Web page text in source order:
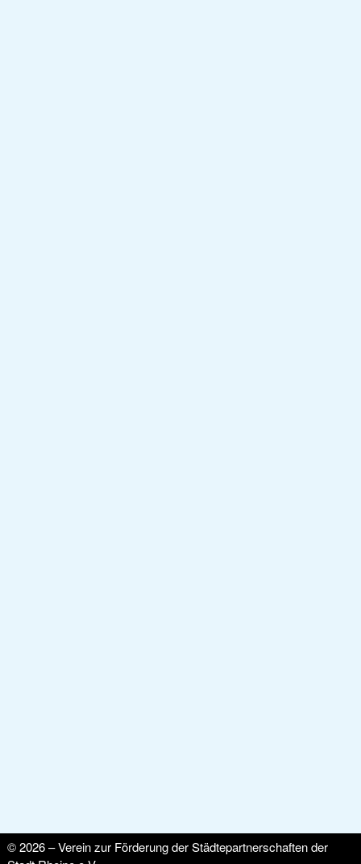
© 2026 – Verein zur Förderung der Städtepartnerschaften der